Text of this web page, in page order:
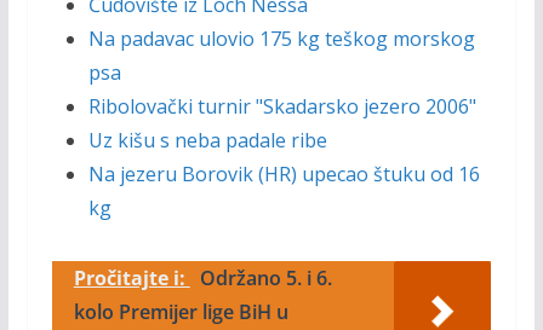
Na padavac ulovio 175 kg teškog morskog
psa
Ribolovački turnir "Skadarsko jezero 2006"
Uz kišu s neba padale ribe
Na jezeru Borovik (HR) upecao štuku od 16
kg
Pročitajte i:
Održano 5. i 6.
kolo Premijer lige BiH u